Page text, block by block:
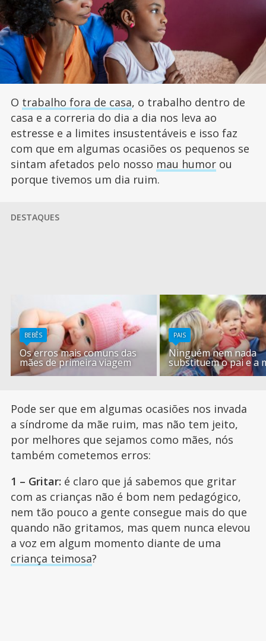
O trabalho fora de casa, o trabalho dentro de
casa e a correria do dia a dia nos leva ao
estresse e a limites insustentáveis e isso faz
com que em algumas ocasiões os pequenos se
sintam afetados pelo nosso mau humorou
porque tivemos um dia ruim.
DESTAQUES
BEBÊS
Os erros mais comuns das
mães de primeira viagem
PAIS
Ninguém nem nada
substituem o pai e a
Pode ser que em algumas ocasiões nos invada
a síndrome da mãe ruim, mas não tem jeito,
por melhores que sejamos como mães, nós
também cometemos erros:
1 – Gritar: é claro que já sabemos que gritar
com as crianças não é bom nem pedagógico,
nem tão pouco a gente consegue mais do que
quando não gritamos, mas quem nunca elevou
a voz em algum momento diante de uma
criança teimosa?